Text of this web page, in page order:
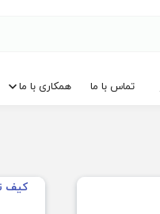
تماس با ما همکاری با ما
کیف